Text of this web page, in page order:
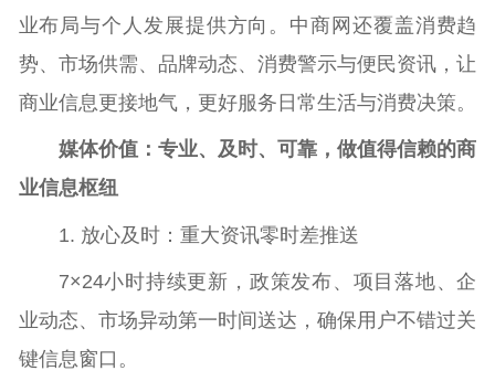
业布局与个人发展提供方向。中商网还覆盖消费趋
势、市场供需、品牌动态、消费警示与便民资讯，让
商业信息更接地气，更好服务日常生活与消费决策。
媒体价值：专业、及时、可靠，做值得信赖的商
业信息枢纽
1. 放心及时：重大资讯零时差推送
7×24小时持续更新，政策发布、项目落地、企
业动态、市场异动第一时间送达，确保用户不错过关
键信息窗口。